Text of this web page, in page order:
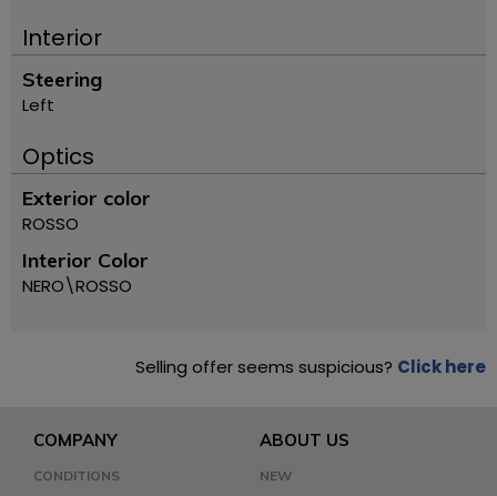
Interior
Steering
Left
Optics
Exterior color
ROSSO
Interior Color
NERO\ROSSO
Selling offer seems suspicious? Click here
COMPANY
CONDITIONS
ABOUT US
NEW